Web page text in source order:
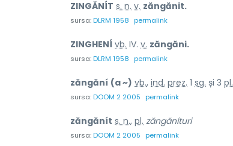
ZINGĂNÍT s. n. v. zăngănit.
sursa:DLRM 1958 permalink
ZINGHENÍ vb. IV. v. zăngăni.
sursa:DLRM 1958 permalink
zăngăní (a ~) vb., ind. prez. 1 sg. și 3 pl.
sursa:DOOM 2 2005 permalink
zăngănít s. n., pl. zăngăníturi
sursa:DOOM 2 2005 permalink